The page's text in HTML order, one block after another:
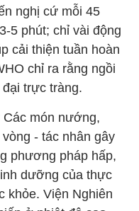
nghị cứ mỗi 45
5 phút; chỉ vài động
cải thiện tuần hoàn
chỉ ra rằng ngồi
trực tràng.
Các món nướng,
- tác nhân gây
phương pháp hấp,
dưỡng của thực
khỏe. Viện Nghiên